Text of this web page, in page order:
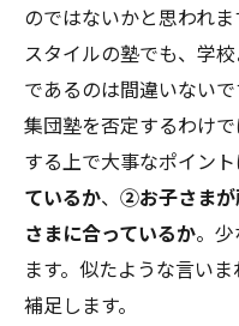
のではないかと思われ
スタイルの塾でも、学
であるのは間違いないで
集団塾を否定するわけ
する上で大事なポイント
ているか、 ②お子さまが
さまに合っているか。
ます。似たような言い
補足します。